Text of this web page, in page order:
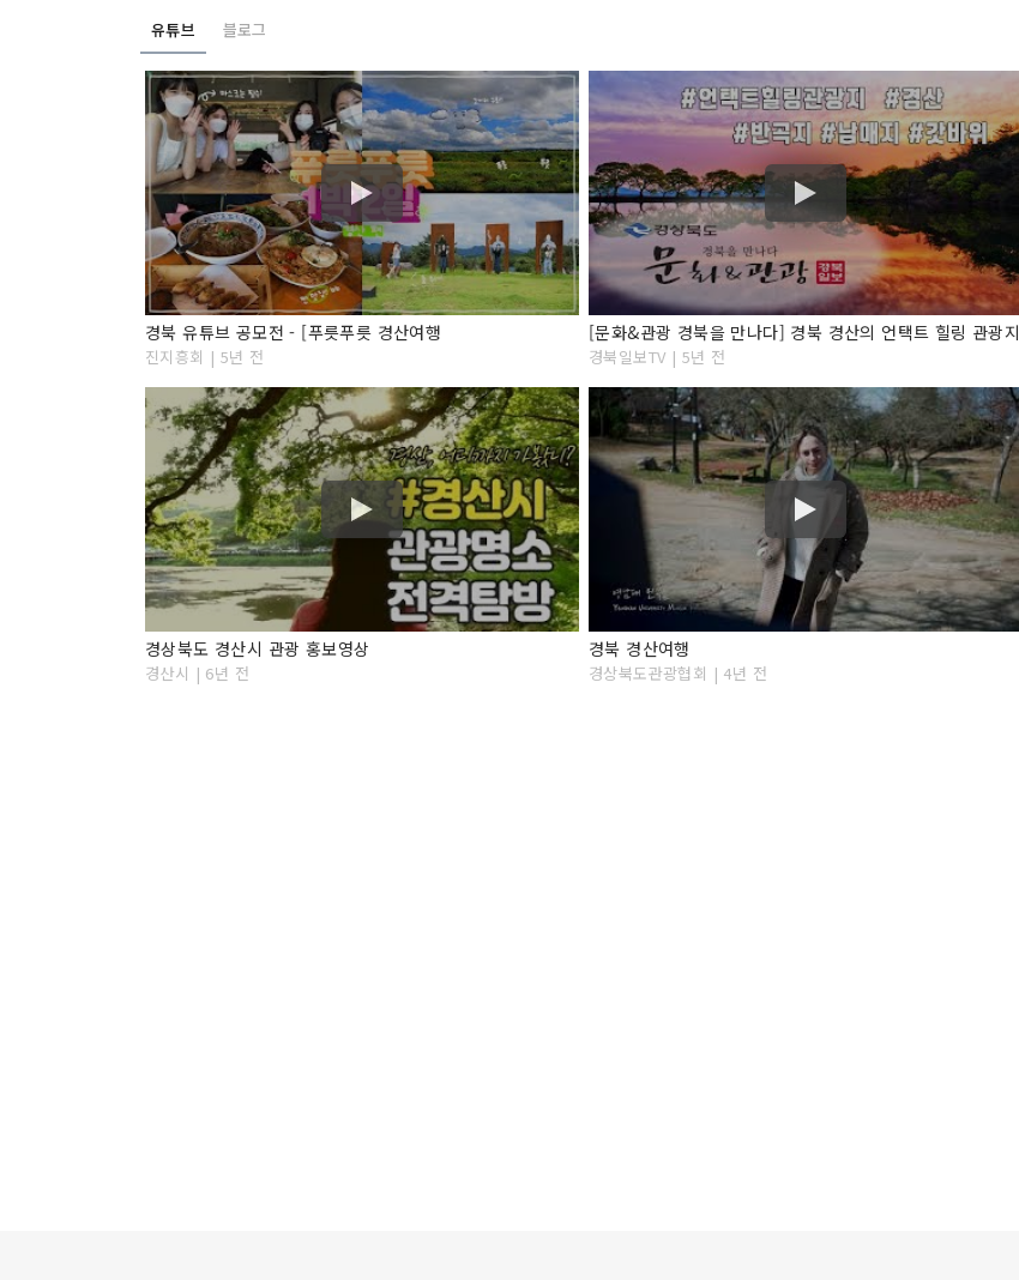
유튜브 블로그
경북 유튜브 공모전 - [푸릇푸릇 경산여행
진지흥회 | 5년 전
[문화&관광 경북을 만나다] 경북 경산의 언택트 힐링 관광지
경북일보TV | 5년 전
경상북도 경산시 관광 홍보영상
경산시 | 6년 전
경북 경산여행
경상북도관광협회 | 4년 전